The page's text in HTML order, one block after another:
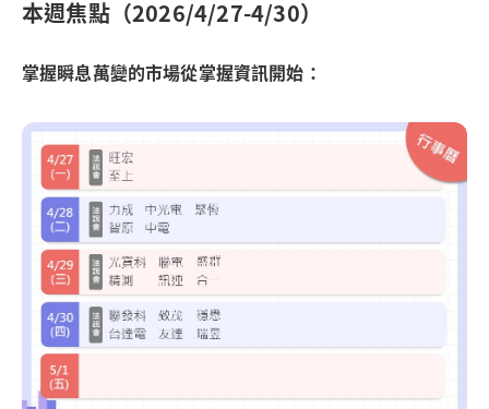
本週焦點（2026/4/27-4/30）
掌握瞬息萬變的市場從掌握資訊開始：